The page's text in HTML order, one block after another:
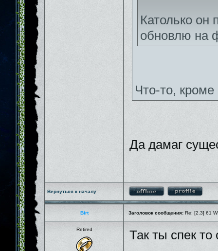
Католько он
обновлю на
Что-то,
Да дамаг
Вернуться к началу
Birt Заголовок сообщения: Re: [2.3] 61
Retired Так ты спек то